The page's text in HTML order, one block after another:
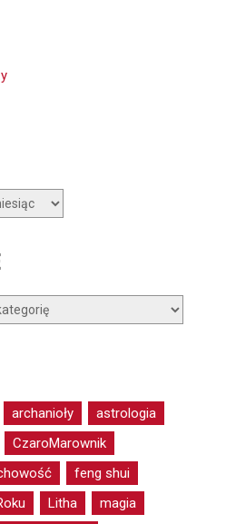
archanioły
astrologia
CzaroMarownik
feng shui
Litha
magia